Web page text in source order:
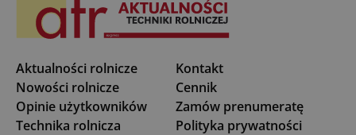
Aktualności rolnicze
Nowości rolnicze
Opinie użytkowników
Technika rolnicza
Kontakt
Cennik
Zamów prenumeratę
Polityka prywatności